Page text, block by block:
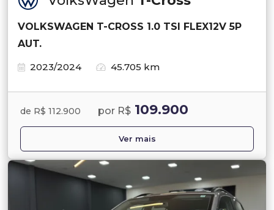
VOLKSWAGEN T-CROSS 1.0 TSI FLEX12V 5P
AUT.
2023/2024
45.705 km
de R$ 112.900 por R$ 109.900
Ver mais